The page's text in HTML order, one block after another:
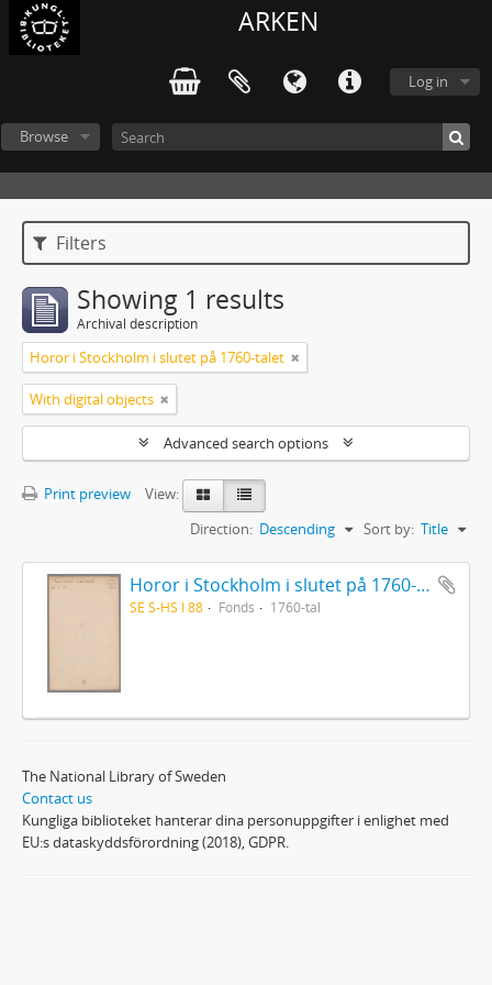
ARKEN
Log in
Browse
Filters
Showing 1 results
Archival description
Horor i Stockholm i slutet på 1760-talet
With digital objects
Advanced search options
Print preview
View:
Sort by: Title
Direction: Descending
Horor i Stockholm i slutet på 1760-talet
SE S-HS I 88 Fonds 1760-tal
The National Library of Sweden
Contact us
Kungliga biblioteket hanterar dina personuppgifter i enlighet med
EU:s dataskyddsförordning (2018), GDPR.